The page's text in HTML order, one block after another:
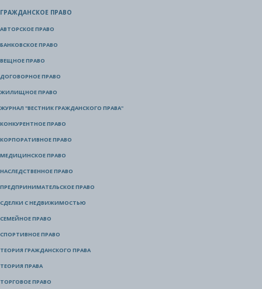
ГРАЖДАНСКОЕ ПРАВО
АВТОРСКОЕ ПРАВО
БАНКОВСКОЕ ПРАВО
ВЕЩНОЕ ПРАВО
ДОГОВОРНОЕ ПРАВО
ЖИЛИЩНОЕ ПРАВО
ЖУРНАЛ "ВЕСТНИК ГРАЖДАНСКОГО ПРАВА"
КОНКУРЕНТНОЕ ПРАВО
КОРПОРАТИВНОЕ ПРАВО
МЕДИЦИНСКОЕ ПРАВО
НАСЛЕДСТВЕННОЕ ПРАВО
ПРЕДПРИНИМАТЕЛЬСКОЕ ПРАВО
СДЕЛКИ С НЕДВИЖИМОСТЬЮ
СЕМЕЙНОЕ ПРАВО
СПОРТИВНОЕ ПРАВО
ТЕОРИЯ ГРАЖДАНСКОГО ПРАВА
ТЕОРИЯ ПРАВА
ТОРГОВОЕ ПРАВО